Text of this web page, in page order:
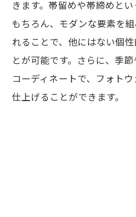
きます。帯留めや帯締めと
もちろん、モダンな要素を
れることで、他にはない個
とが可能です。さらに、季
コーディネートで、フォト
仕上げることができます。